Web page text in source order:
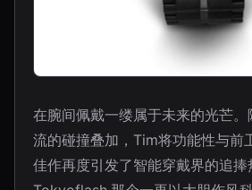
在腕间佩戴一缕属于未来的光芒
流的碰撞叠加，Tim将功能性与前
佳作再度引发了智能穿戴界的追捧